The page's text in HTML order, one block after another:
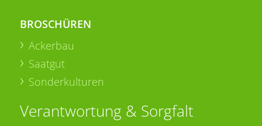
BROSCHÜREN
Ackerbau
Saatgut
Sonderkulturen
Verantwortung & Sorgfalt